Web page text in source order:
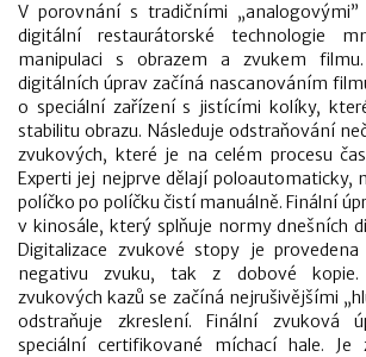
V porovnání s tradičními
digitální restaurátorské technologie
manipulaci s obrazem a zvukem
digitálních úprav začíná nascanováním
o speciální zařízení s jistícími kolíky,
stabilitu obrazu. Následuje odstraňování
zvukových, které je na celém procesu
Experti jej nejprve dělají poloautomaticky,
políčko po políčku čistí manuálně. Finální
v kinosále, který splňuje normy dnešních
Digitalizace zvukové stopy je
negativu zvuku, tak z dobové kopie.
zvukových kazů se začíná nejrušivějšími
odstraňuje zkreslení. Finální zvuková
speciální certifikované míchací hale. Je